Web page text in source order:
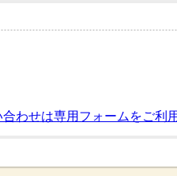
わせは専用フォームをご利用